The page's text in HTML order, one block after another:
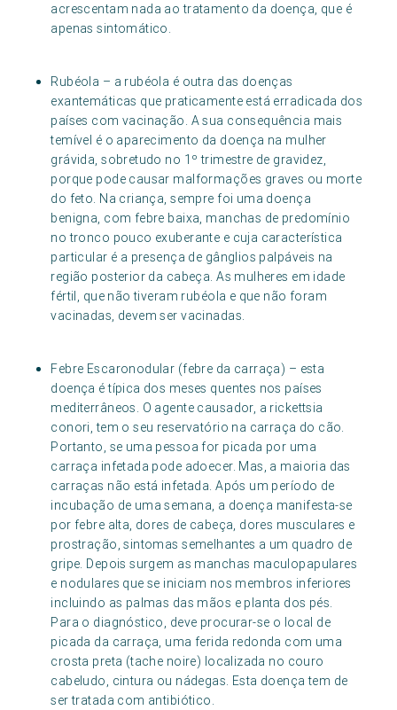
acrescentam nada ao tratamento da doença, que é
apenas sintomático.
Rubéola – a rubéola é outra das doenças
exantemáticas que praticamente está erradicada dos
países com vacinação. A sua consequência mais
temível é o aparecimento da doença na mulher
grávida, sobretudo no 1º trimestre de gravidez,
porque pode causar malformações graves ou morte
do feto. Na criança, sempre foi uma doença
benigna, com febre baixa, manchas de predomínio
no tronco pouco exuberante e cuja característica
particular é a presença de gânglios palpáveis na
região posterior da cabeça. As mulheres em idade
fértil, que não tiveram rubéola e que não foram
vacinadas, devem ser vacinadas.
Febre Escaronodular (febre da carraça) – esta
doença é típica dos meses quentes nos países
mediterrâneos. O agente causador, a rickettsia
conori, tem o seu reservatório na carraça do cão.
Portanto, se uma pessoa for picada por uma
carraça infetada pode adoecer. Mas, a maioria das
carraças não está infetada. Após um período de
incubação de uma semana, a doença manifesta-se
por febre alta, dores de cabeça, dores musculares e
prostração, sintomas semelhantes a um quadro de
gripe. Depois surgem as manchas maculopapulares
e nodulares que se iniciam nos membros inferiores
incluindo as palmas das mãos e planta dos pés.
Para o diagnóstico, deve procurar-se o local de
picada da carraça, uma ferida redonda com uma
crosta preta (tache noire) localizada no couro
cabeludo, cintura ou nádegas. Esta doença tem de
ser tratada com antibiótico.